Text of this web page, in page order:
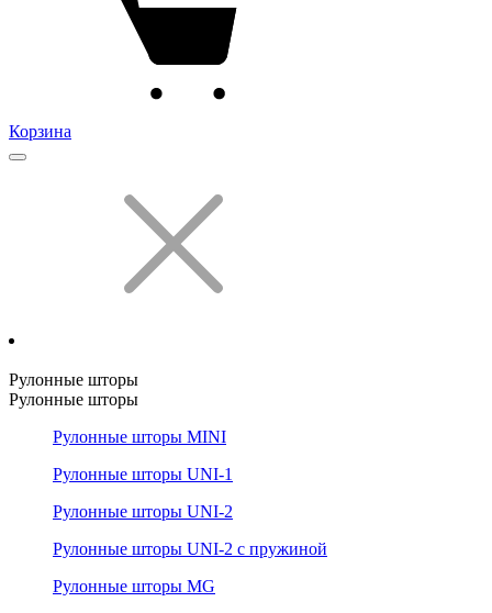
Корзина
Рулонные шторы
Рулонные шторы
Рулонные шторы MINI
Рулонные шторы UNI-1
Рулонные шторы UNI-2
Рулонные шторы UNI-2 с пружиной
Рулонные шторы MG